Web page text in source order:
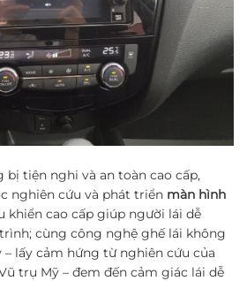
bị tiện nghi và an toàn cao cấp,
nghiên cứu và phát triển màn hình
khiển cao cấp giúp người lái dễ
cùng công nghệ ghế lái không
– lấy cảm hứng từ nghiên cứu của
trụ Mỹ – đem đến cảm giác lái dễ